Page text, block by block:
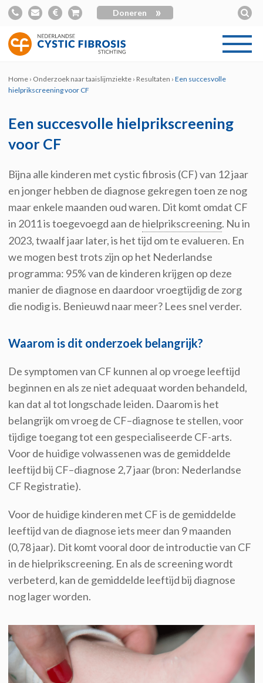
Doneren »
Home › Onderzoek naar taaislijmziekte › Resultaten ›Een succesvolle
hielprikscreening voor CF
Een succesvolle hielprikscreening
voor CF
Bijna alle kinderen met cysticfibrosis (CF)van 12 jaar
en jongerhebben de diagnose gekregen toen ze nog
maar enkele maanden oud waren. Dit komt omdat CF
in 2011is toegevoegd aan de hielprikscreening. Nuin
2023, twaalf jaar later, is het tijd om te evalueren. En
we mogen best trots zijn op het Nederlandse
programma: 95% van de kinderen krijgen op deze
manier de diagnose en daardoor vroegtijdig de zorg
die nodig is. Benieuwd naar meer? Lees snel verder.
Waarom is dit onderzoek belangrijk?
De symptomen van CF kunnen al op vroege leeftijd
beginnen en als ze niet adequaatworden behandeld,
kan dat al tot longschade leiden. Daarom is het
belangrijk omvroegde CF–diagnose te stellen,voor
tijdige toegang tot een gespecialiseerde CF-arts.
Voor de huidige volwassenenwas de gemiddelde
leeftijd bij CF–diagnose 2,7 jaar(bron: Nederlandse
CF Registratie).
Voor de huidige kinderen met CF is de gemiddelde
leeftijd van de diagnose iets meer dan 9 maanden
(0,78 jaar). Dit komtvooral door de introductie van CF
in de hielprikscreening. En als de screening wordt
verbeterd, kan de gemiddelde leeftijd bij diagnose
nog lager worden.